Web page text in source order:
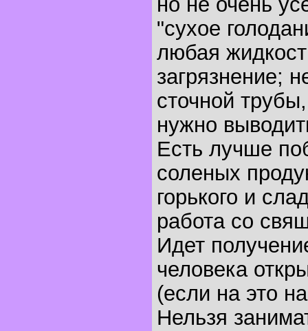
"сухое
любая
загрязнение;
сточной
нужно
Есть лучше
соленых
горького и
работа со
Идет
человека
(если на это
Нельзя